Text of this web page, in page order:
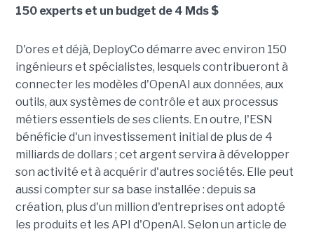
150 experts et un budget de 4 Mds $
D'ores et déjà, DeployCo démarre avec environ 150
ingénieurs et spécialistes, lesquels contribueront à
connecter les modèles d'OpenAI aux données, aux
outils, aux systèmes de contrôle et aux processus
métiers essentiels de ses clients. En outre, l'ESN
bénéficie d'un investissement initial de plus de 4
milliards de dollars ; cet argent servira à développer
son activité et à acquérir d'autres sociétés. Elle peut
aussi compter sur sa base installée : depuis sa
création, plus d'un million d'entreprises ont adopté
les produits et les API d'OpenAI. Selon un article de